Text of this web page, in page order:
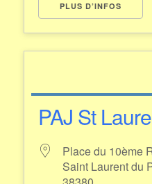
PLUS D’INFOS
PAJ St
Place du 10ème
Saint Laurent du